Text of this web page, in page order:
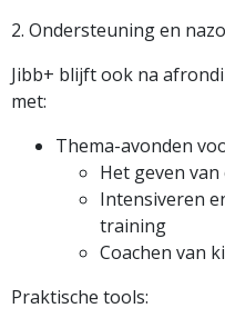
2. Ondersteuning en
Jibb+ blijft ook na
met:
Thema-avonden
Het geven
Intensiveren
training
Coachen van
Praktische tools: